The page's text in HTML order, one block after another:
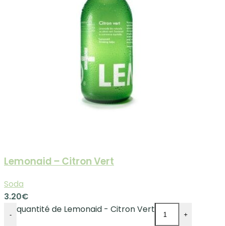
Lemonaid – Citron Vert
Soda
3.20€
- quantité de Lemonaid - Citron Vert +